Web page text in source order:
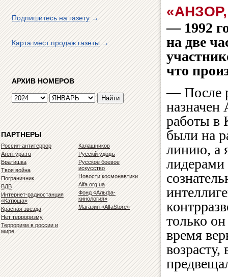
Подпишитесь на газету→
Карта мест продаж газеты→
АРХИВ НОМЕРОВ
ПАРТНЕРЫ
Россия-антитеррор
Агентура.ru
Братишка
Твоя война
Пограничник
ВДВ
Интернет-радиостанция
«Катюша»
Красная звезда
Нет терроризму
Терроризм в россии и
мире
Калашников
Русскiй удодъ
Русское боевое
искусство
Новости космонавтики
Alfa.org.ua
Фонд «Альфа-
кинология»
Магазин «AlfaStore»
— 1992
на две
что
— После
назначен
работы в
были на
линию, а
только
время